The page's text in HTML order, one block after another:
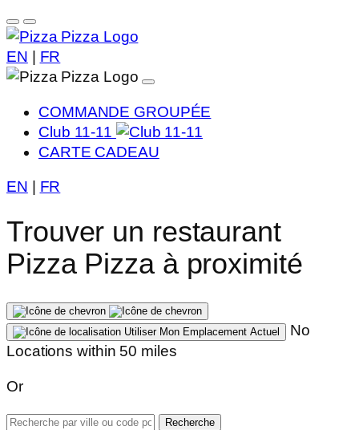
EN FR
COMMANDE GROUPÉE
Club 11-11
CARTE CADEAU
EN FR
Trouver un restaurant
Pizza Pizza à proximité
Utiliser Mon Emplacement Actuel
No
Locations within 50 miles
Or
Recherche